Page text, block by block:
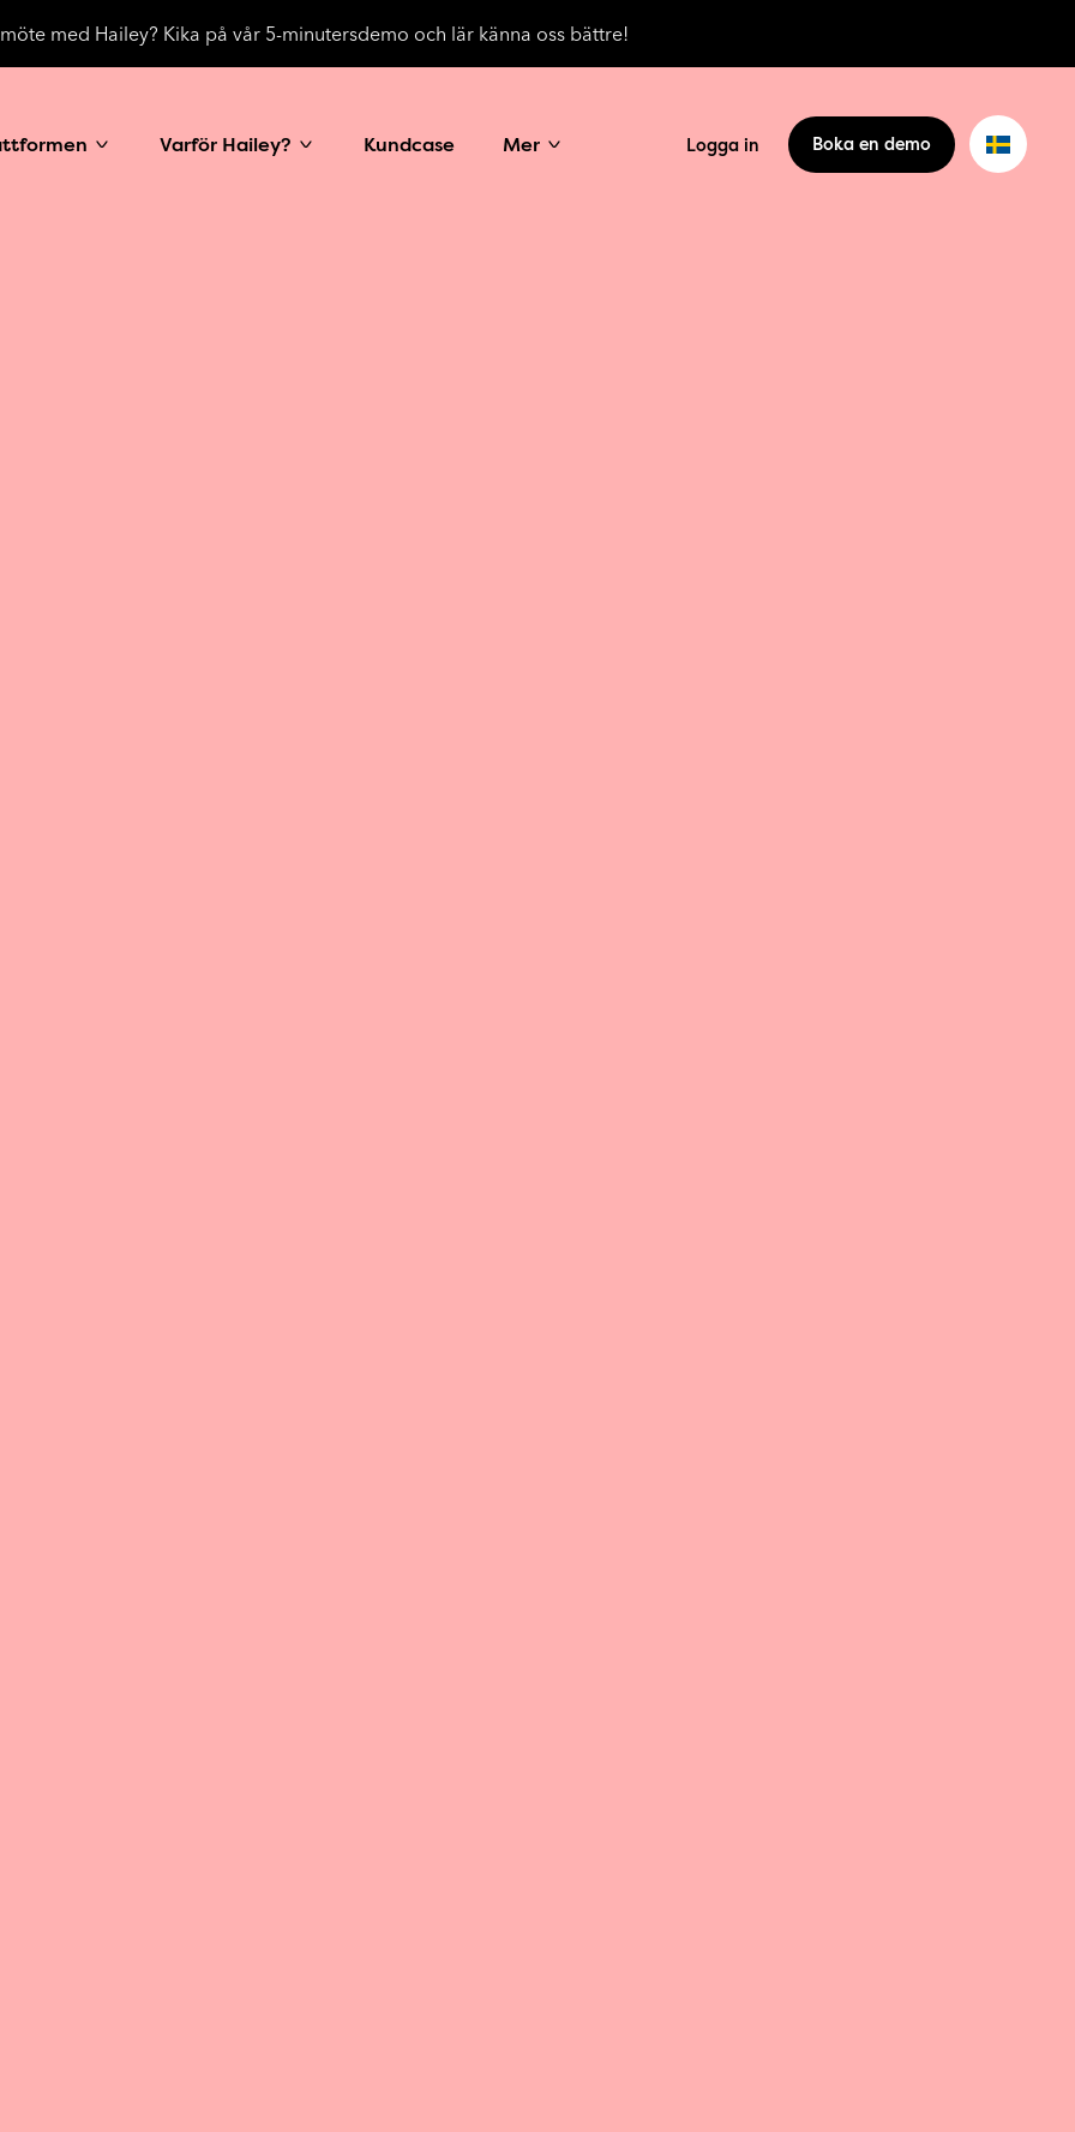
med Hailey? Kika på vår 5-minutersdemo och lär känna oss bättre!
Varför Hailey? Kundcase Mer Logga in Boka en demo